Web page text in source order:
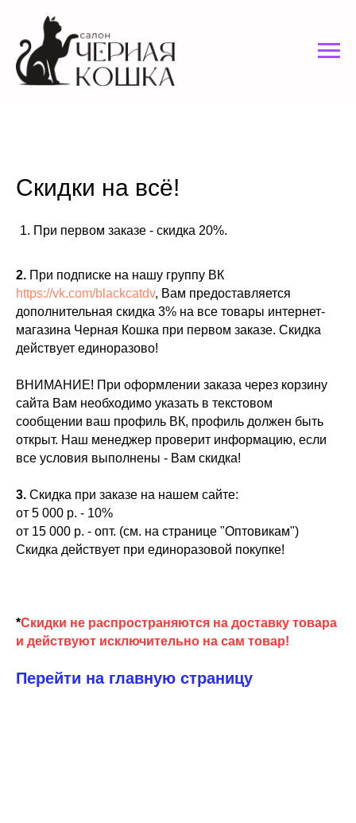
Скидки на всё!
При первом заказе - скидка 20%.
2. При подписке на нашу группу ВК
https://vk.com/blackcatdv, Вам предоставляется
дополнительная скидка 3% на все товары интернет-
магазина Черная Кошка при первом заказе. Скидка
действует единоразово!
ВНИМАНИЕ! При оформлении заказа через корзину
сайта Вам необходимо указать в текстовом
сообщении ваш профиль ВК, профиль должен быть
открыт. Наш менеджер проверит информацию, если
все условия выполнены - Вам скидка!
3. Скидка при заказе на нашем сайте:
от 5 000 р. - 10%
от 15 000 р. - опт. (см. на странице "Оптовикам")
Скидка действует при единоразовой покупке!
*Скидки не распространяются на доставку товара
и действуют исключительно на сам товар!
Перейти на главную страницу